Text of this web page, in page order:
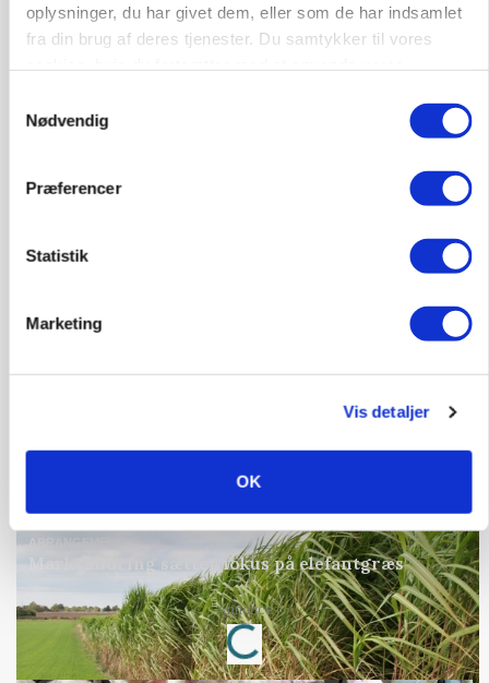
oplysninger, du har givet dem, eller som de har indsamlet
fra din brug af deres tjenester. Du samtykker til vores
Nødvendig
Præferencer
Statistik
Marketing
Vis detaljer
OK
GRISE
Forserie til selvkørende skårlægger afprøves i år
ARRANGEMENT
Markvandring sætter fokus på elefantgræs
Annonce
Loading...